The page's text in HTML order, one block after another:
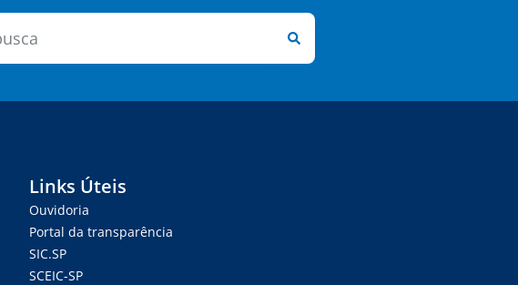
Links Úteis
Ouvidoria
Portal da transparência
SIC.SP
SCEIC-SP